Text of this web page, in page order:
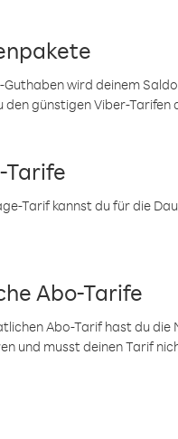
Guthaben wird deinem
den günstigen Viber-Tarifen
Tarife
Tarif kannst du für die
Abo-Tarife
Abo-Tarif hast du die
und musst deinen Tarif